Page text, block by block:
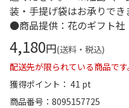
装・手提げ袋はお承りで
●商品提供：花のギフト社
4,180円(送料・税込)
配送先が限られている商品です
獲得ポイント： 41 pt
商品番号
8095157725